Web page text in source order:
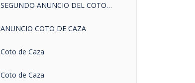
SEGUNDO ANUNCIO DEL COTO
ANUNCIO COTO DE CAZA
Coto de Caza
Coto de Caza